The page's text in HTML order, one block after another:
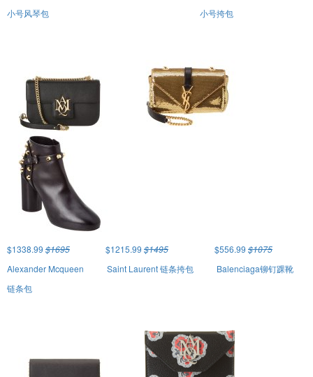
小号风琴包
小号挎包
$1338.99 $1695 $1215.99 $1495 $556.99 $1075
Alexander Mcqueen
Saint Laurent 链条挎包
Balenciaga铆钉踝靴
链条包